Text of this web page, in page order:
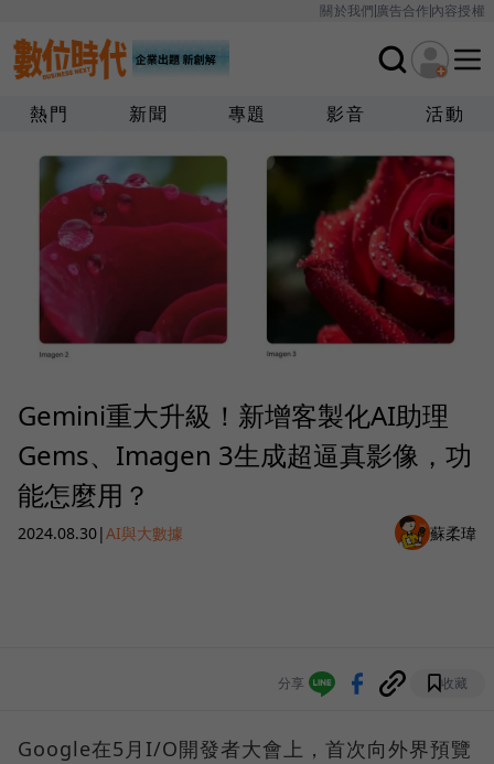
關於我們廣告合作內容授權
熱門 新聞 專題 影音 活動
Gemini重大升級！新增客製化AI助理
Gems、Imagen 3生成超逼真影像，功
能怎麼用？
2024.08.30|AI與大數據 蘇柔瑋
分享 收藏
Google在5月I/O開發者大會上，首次向外界預覽